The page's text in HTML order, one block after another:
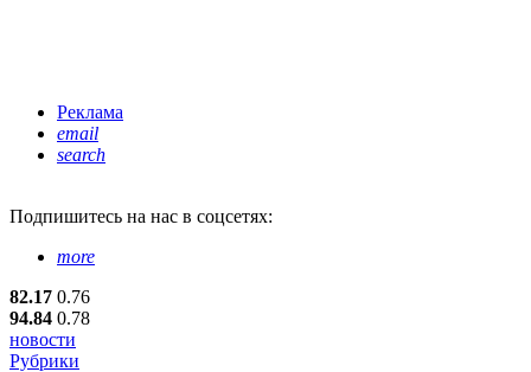
Реклама
email
search
Подпишитесь на нас в соцсетях:
more
82.17 0.76
94.84 0.78
новости
Рубрики